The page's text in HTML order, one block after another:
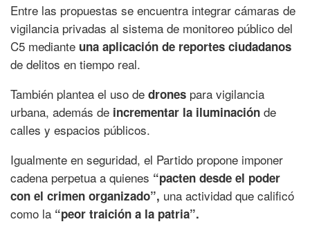
Entre las propuestas se encuentra integrar cámaras de
vigilancia privadas al sistema de monitoreo público del
C5 mediante una aplicación de reportes ciudadanos
de delitos en tiempo real.
También plantea el uso de drones para vigilancia
urbana, además de incrementar la iluminación de
calles y espacios públicos.
Igualmente en seguridad, el Partido propone imponer
cadena perpetua a quienes “pacten desde el poder
con el crimen organizado”, una actividad que calificó
como la “peor traición a la patria”.